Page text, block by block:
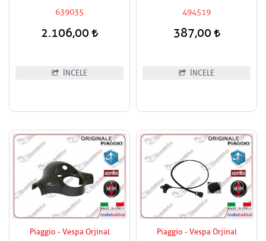
639035
2.106,00
İNCELE
494519
387,00
İNCELE
Piaggio - Vespa Orjinal Piaggio - Vespa Orjinal